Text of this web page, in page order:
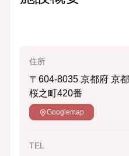
住所
〒604-8035京都府 京
桜之町420番
Googlemap
TEL